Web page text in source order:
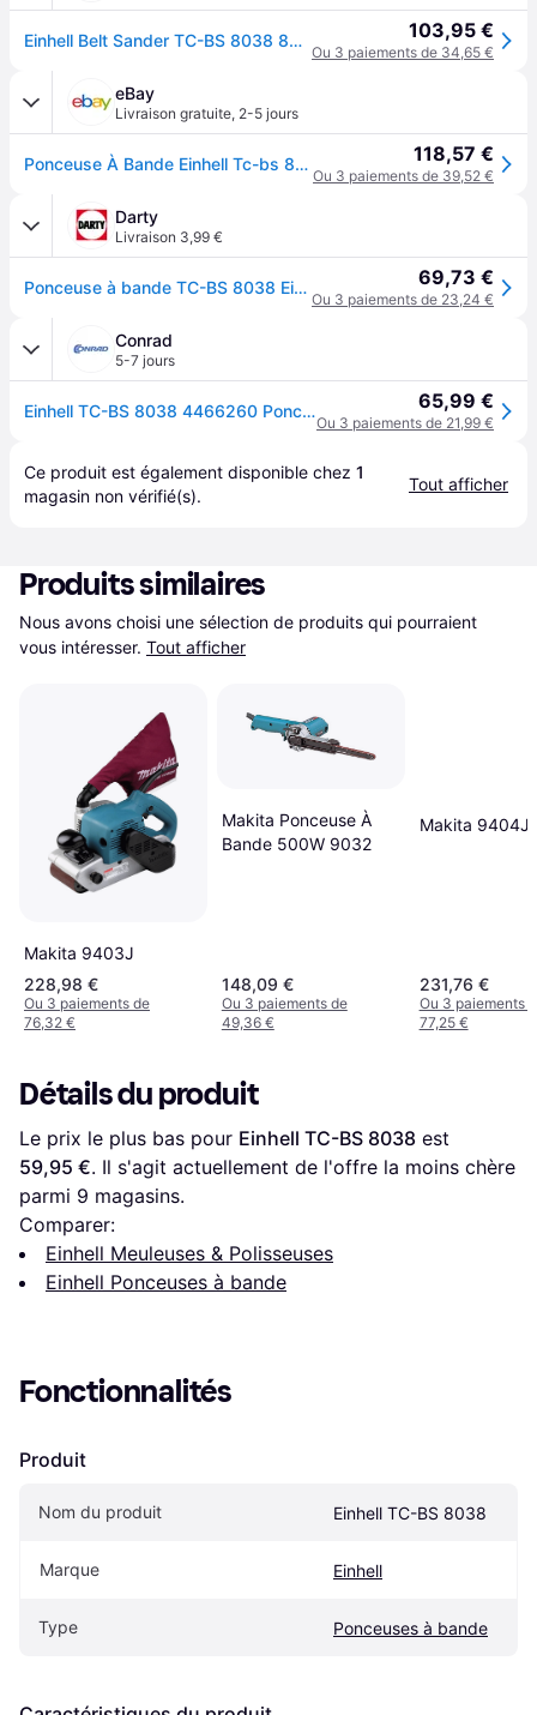
Einhell Belt Sander TC-BS 8038 800W Home Workshop DIY Sanding Tool w/ Dust Bag 103,95 €
Ou 3 paiements de 34,65 €
eBay
Livraison gratuite, 2-5 jours
Ponceuse À Bande Einhell Tc-bs 8038 76 X 533mm 800w 240v Eintcbs8038 118,57 €
Ou 3 paiements de 39,52 €
Darty
Livraison 3,99 €
Ponceuse à bande TC-BS 8038 Einhell 4466260 69,73 €
Ou 3 paiements de 23,24 €
Conrad
5-7 jours
Einhell TC-BS 8038 4466260 Ponceuse à bande 800 W 76 x 142 mm 65,99 €
Ou 3 paiements de 21,99 €
Ce produit est également disponible chez 1
magasin non vérifié(s).
Tout afficher
Produits similaires
Nous avons choisi une sélection de produits qui pourraient
vous intéresser. Tout afficher
Makita 9403J
228,98 €
Ou 3 paiements de
76,32 €
Makita Ponceuse À
Bande 500W 9032
148,09 €
Ou 3 paiements de
49,36 €
Makita 9404J
231,76 €
Ou 3 paiements
77,25 €
Détails du produit
Le prix le plus bas pour Einhell TC-BS 8038
59,95 €. Il s'agit actuellement de l'offre la moins chère
parmi 9 magasins.
Comparer:
Einhell Meuleuses & Polisseuses
Einhell Ponceuses à bande
Fonctionnalités
Produit
Nom du produit Einhell TC-BS 8038
Marque Einhell
Type Ponceuses à bande